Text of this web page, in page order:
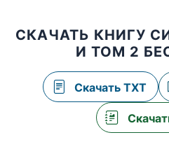
СКАЧАТЬ КНИГУ
И ТОМ 2
Скачать TXT